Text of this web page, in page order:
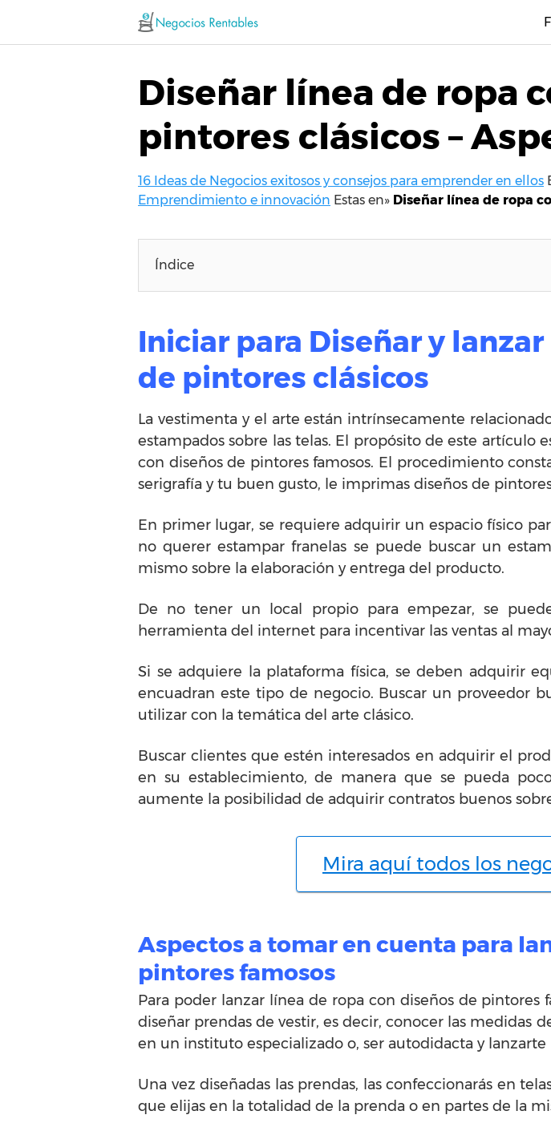
contenido
Diseñar línea de ropa
pintores clásicos –
16 Ideas de Negocios exitosos y consejos para emprender en ellos
Emprendimiento e innovación Estas en» Diseñar línea de ropa
Índice
Iniciar para Diseñar y
de pintores clásicos
La vestimenta y el arte están intrínsecamente
estampados sobre las telas. El propósito de este artículo
con diseños de pintores famosos. El procedimiento
serigrafía y tu buen gusto, le imprimas diseños de
En primer lugar, se requiere adquirir un espacio físico
no querer estampar franelas se puede buscar un
mismo sobre la elaboración y entrega del producto.
De no tener un local propio para empezar, se
herramienta del internet para incentivar las ventas al
Si se adquiere la plataforma física, se deben adquirir
encuadran este tipo de negocio. Buscar un proveedor
utilizar con la temática del arte clásico.
Buscar clientes que estén interesados en adquirir el
en su establecimiento, de manera que se pueda
aumente la posibilidad de adquirir contratos buenos
Mira aquí todos los
Aspectos a tomar en cuenta para
pintores famosos
Para poder lanzar línea de ropa con diseños de pintores
diseñar prendas de vestir, es decir, conocer las medidas
en un instituto especializado o, ser autodidacta y
Una vez diseñadas las prendas, las confeccionarás en
que elijas en la totalidad de la prenda o en partes de la